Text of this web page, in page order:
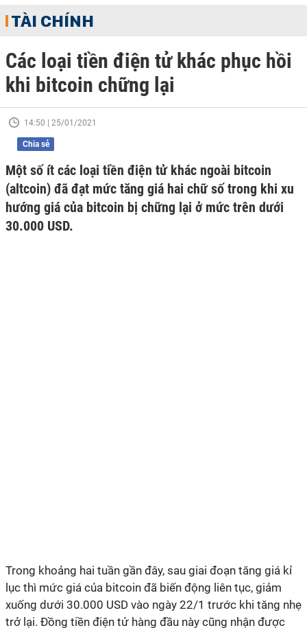
TÀI CHÍNH
Các loại tiền điện tử khác phục hồi
khi bitcoin chững lại
14:50 | 25/01/2021
Chia sẻ
Một số ít các loại tiền điện tử khác ngoài bitcoin
(altcoin) đã đạt mức tăng giá hai chữ số trong khi xu
hướng giá của bitcoin bị chững lại ở mức trên dưới
30.000 USD.
Trong khoảng hai tuần gần đây, sau giai đoạn tăng giá kỉ
lục thì mức giá của bitcoin đã biến động liên tục, giảm
xuống dưới 30.000 USD vào ngày 22/1 trước khi tăng nhẹ
trở lại. Đồng tiền điện tử hàng đầu này cũng nhận được